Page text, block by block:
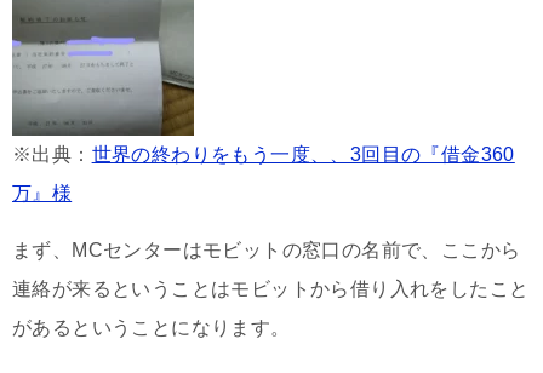
※出典： 世界の終わりをもう一度、、3回目の『借金360
万』様
まず、MCセンターはモビットの窓口の名前で、ここから
連絡が来るということはモビットから借り入れをしたこと
があるということになります。